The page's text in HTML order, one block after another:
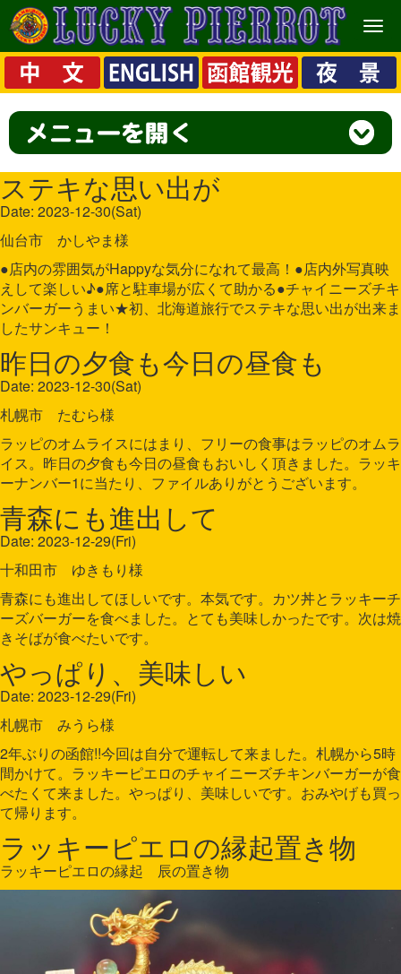
メ
ニ
ュ
ー
ステキな思い出が
Date: 2023-12-30(Sat)
仙台市 かしやま様
●店内の雰囲気がHappyな気分になれて最高！●店内外写真映
えして楽しい♪●席と駐車場が広くて助かる●チャイニーズチキ
ンバーガーうまい★初、北海道旅行でステキな思い出が出来ま
したサンキュー！
昨日の夕食も今日の昼食も
Date: 2023-12-30(Sat)
札幌市 たむら様
ラッピのオムライスにはまり、フリーの食事はラッピのオムラ
イス。昨日の夕食も今日の昼食もおいしく頂きました。ラッキ
ーナンバー1に当たり、ファイルありがとうございます。
青森にも進出して
Date: 2023-12-29(Fri)
十和田市 ゆきもり様
青森にも進出してほしいです。本気です。カツ丼とラッキーチ
ーズバーガーを食べました。とても美味しかったです。次は焼
きそばが食べたいです。
やっぱり、美味しい
Date: 2023-12-29(Fri)
札幌市 みうら様
2年ぶりの函館!!今回は自分で運転して来ました。札幌から5時
間かけて。ラッキーピエロのチャイニーズチキンバーガーが食
べたくて来ました。やっぱり、美味しいです。おみやげも買っ
て帰ります。
ラッキーピエロの縁起置き物
ラッキーピエロの縁起 辰の置き物